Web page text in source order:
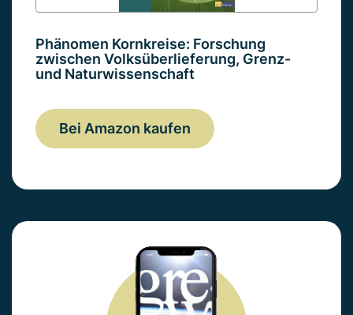
Phänomen Kornkreise: Forschung
zwischen Volksüberlieferung, Grenz-
und Naturwissenschaft
Bei Amazon kaufen